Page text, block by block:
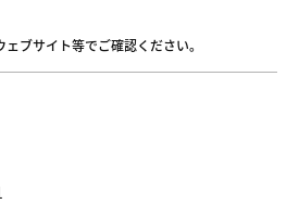
ブサイト等でご確認ください。